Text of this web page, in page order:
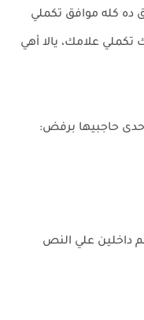
ده كله موافق تكملي
علامك، يالا أهي
حاجبيها برفض:
داخلين علي النص